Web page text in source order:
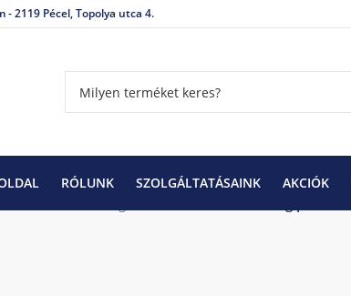
2119 Pécel, Topolya utca 4.
RÓLUNK SZOLGÁLTATÁSAINK AKCIÓK
rendszerek